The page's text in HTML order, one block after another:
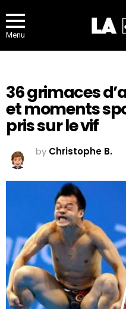
Menu
36 grimaces
et moments
pris sur le vif
by Christophe B.